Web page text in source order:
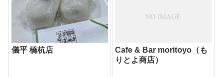
儀平 橋杭店
Cafe & Bar moritoyo（も
りとよ商店）